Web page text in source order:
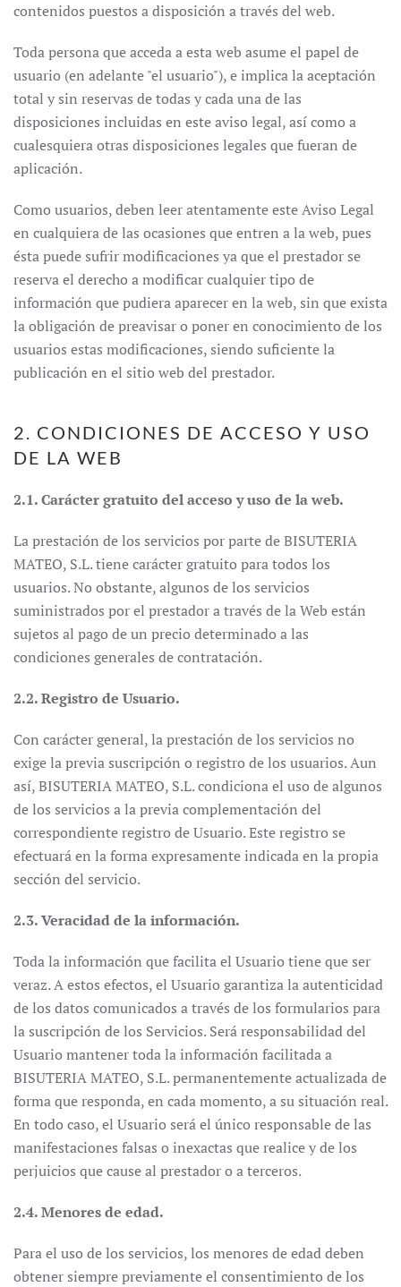
contenidos puestos a disposición a través del web.
Toda persona que acceda a esta web asume el papel de
usuario (en adelante "el usuario"), e implica la aceptación
total y sin reservas de todas y cada una de las
disposiciones incluidas en este aviso legal, así como a
cualesquiera otras disposiciones legales que fueran de
aplicación.
Como usuarios, deben leer atentamente este Aviso Legal
en cualquiera de las ocasiones que entren a la web, pues
ésta puede sufrir modificaciones ya que el prestador se
reserva el derecho a modificar cualquier tipo de
información que pudiera aparecer en la web, sin que exista
la obligación de preavisar o poner en conocimiento de los
usuarios estas modificaciones, siendo suficiente la
publicación en el sitio web del prestador.
2. CONDICIONES DE ACCESO Y USO
DE LA WEB
2.1. Carácter gratuito del acceso y uso de la web.
La prestación de los servicios por parte de BISUTERIA
MATEO, S.L. tiene carácter gratuito para todos los
usuarios. No obstante, algunos de los servicios
suministrados por el prestador a través de la Web están
sujetos al pago de un precio determinado a las
condiciones generales de contratación.
2.2. Registro de Usuario.
Con carácter general, la prestación de los servicios no
exige la previa suscripción o registro de los usuarios. Aun
así, BISUTERIA MATEO, S.L. condiciona el uso de algunos
de los servicios a la previa complementación del
correspondiente registro de Usuario. Este registro se
efectuará en la forma expresamente indicada en la propia
sección del servicio.
2.3. Veracidad de la información.
Toda la información que facilita el Usuario tiene que ser
veraz. A estos efectos, el Usuario garantiza la autenticidad
de los datos comunicados a través de los formularios para
la suscripción de los Servicios. Será responsabilidad del
Usuario mantener toda la información facilitada a
BISUTERIA MATEO, S.L. permanentemente actualizada de
forma que responda, en cada momento, a su situación real.
En todo caso, el Usuario será el único responsable de las
manifestaciones falsas o inexactas que realice y de los
perjuicios que cause al prestador o a terceros.
2.4. Menores de edad.
Para el uso de los servicios, los menores de edad deben
obtener siempre previamente el consentimiento de los